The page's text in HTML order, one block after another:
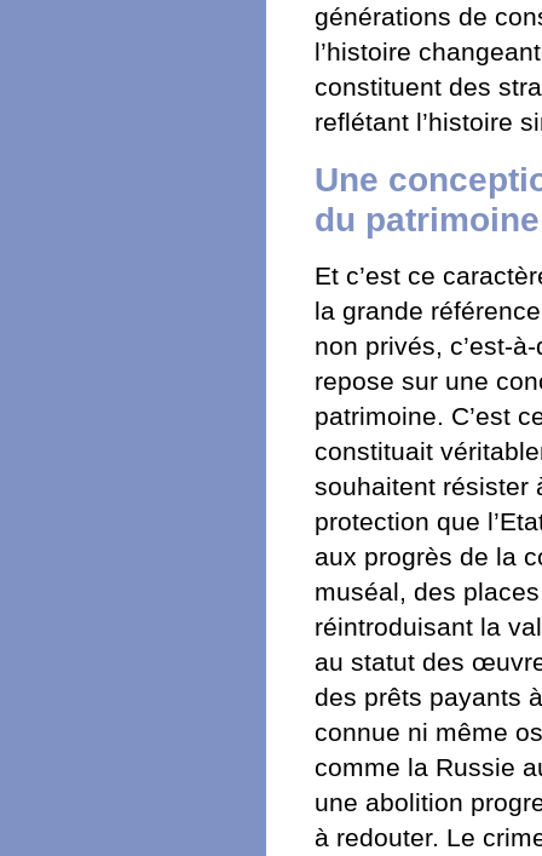
générations de
l’histoire
constituent des
reflétant l’histoire
Une
du patrimoine
Et c’est ce
la grande
non privés, c’est-
repose sur une
patrimoine. C’est
constituait
souhaitent résister
protection que
aux progrès de la
muséal, des
réintroduisant la
au statut des
des prêts payants
connue ni même
comme la Russie
une abolition
à redouter. Le